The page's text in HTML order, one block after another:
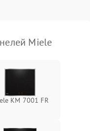
Miele
KM 7001 FR